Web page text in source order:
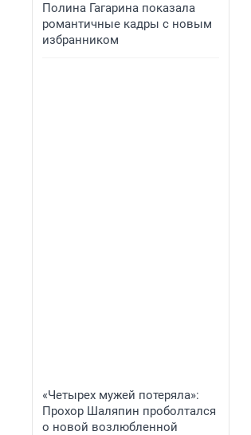
Полина Гагарина показала
романтичные кадры с новым
избранником
«Четырех мужей потеряла»:
Прохор Шаляпин проболтался
о новой возлюбленной